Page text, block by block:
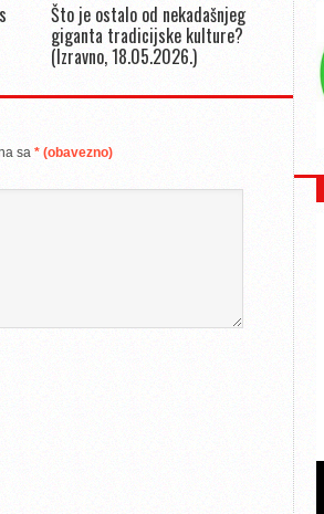
Što je ostalo od nekadašnjeg
giganta tradicijske kulture?
(Izravno, 18.05.2026.)
sa * (obavezno)